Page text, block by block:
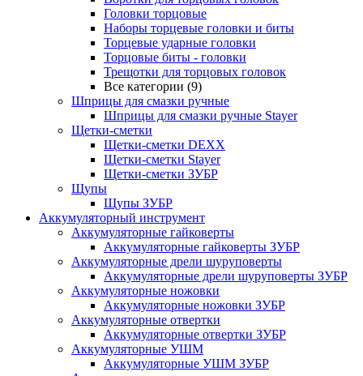
Головки торцовые
Наборы торцевые головки и биты
Торцевые ударные головки
Торцовые биты - головки
Трещотки для торцовых головок
Все категории (9)
Шприцы для смазки ручные
Шприцы для смазки ручные Stayer
Щетки-сметки
Щетки-сметки DEXX
Щетки-сметки Stayer
Щетки-сметки ЗУБР
Щупы
Щупы ЗУБР
Аккумуляторный инструмент
Аккумуляторные гайковерты
Аккумуляторные гайковерты ЗУБР
Аккумуляторные дрели шуруповерты
Аккумуляторные дрели шуруповерты ЗУБР
Аккумуляторные ножовки
Аккумуляторные ножовки ЗУБР
Аккумуляторные отвертки
Аккумуляторные отвертки ЗУБР
Аккумуляторные УШМ
Аккумуляторные УШМ ЗУБР